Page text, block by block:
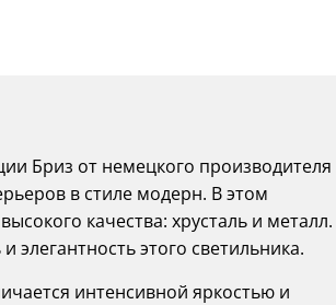
Бриз от немецкого производителя
в стиле модерн. В этом
качества: хрусталь и металл.
этого светильника.
интенсивной яркостью и